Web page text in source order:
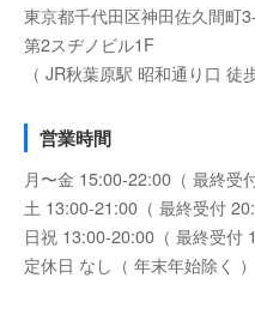
東京都千代田区神田佐久間町
第2スヂノビル1F
（ JR秋葉原駅 昭和通り口 徒
営業時間
月〜金 15:00-22:00（ 最終受
土 13:00-21:00（ 最終受付
日祝 13:00-20:00（ 最終受付
定休日 なし（ 年末年始除く ）